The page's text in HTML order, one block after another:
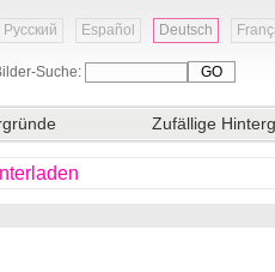
Русский Español Deutsch
Suche:
Zufällige